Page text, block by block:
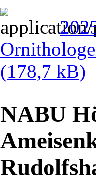
(178,7 kB)
NABU